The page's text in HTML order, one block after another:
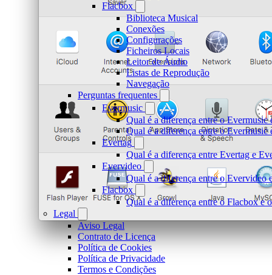
Flacbox
Biblioteca Musical
Conexões
Configurações
Ficheiros Locais
Leitor de Áudio
Listas de Reprodução
Navegação
Perguntas frequentes
Evermusic
Qual é a diferença entre o Evermusic
Qual é a diferença entre o
Evertag
Qual é a diferença entre Evertag e
Evervideo
Qual é a diferença entre o Evervideo
Flacbox
Qual é a diferença entre o Flacbox e
Legal
Aviso Legal
Contrato de Licença
Política de Cookies
Política de Privacidade
Termos e Condições